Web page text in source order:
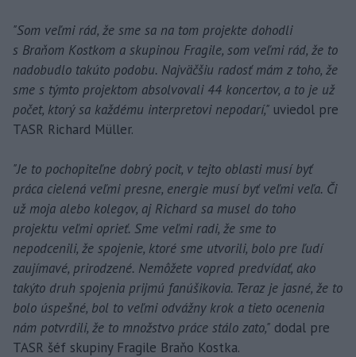
"Som veľmi rád, že sme sa na tom projekte dohodli
s Braňom Kostkom a skupinou Fragile, som veľmi rád, že to
nadobudlo takúto podobu. Najväčšiu radosť mám z toho, že
sme s týmto projektom absolvovali 44 koncertov, a to je už
počet, ktorý sa každému interpretovi nepodarí," uviedol pre
TASR Richard Müller.
"Je to pochopiteľne dobrý pocit, v tejto oblasti musí byť
práca cielená veľmi presne, energie musí byť veľmi veľa. Či
už moja alebo kolegov, aj Richard sa musel do toho
projektu veľmi oprieť. Sme veľmi radi, že sme to
nepodcenili, že spojenie, ktoré sme utvorili, bolo pre ľudí
zaujímavé, prirodzené. Nemôžete vopred predvídať, ako
takýto druh spojenia prijmú fanúšikovia. Teraz je jasné, že to
bolo úspešné, bol to veľmi odvážny krok a tieto ocenenia
nám potvrdili, že to množstvo práce stálo zato," dodal pre
TASR šéf skupiny Fragile Braňo Kostka.